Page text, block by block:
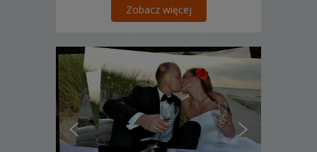
pewno się dogadamy, zapraszam :)
Zobacz więcej